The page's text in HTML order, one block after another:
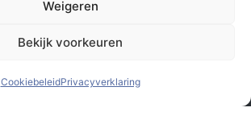
Weigeren
Bekijk voorkeuren
CookiebeleidPrivacyverklaring
© Monsterbox